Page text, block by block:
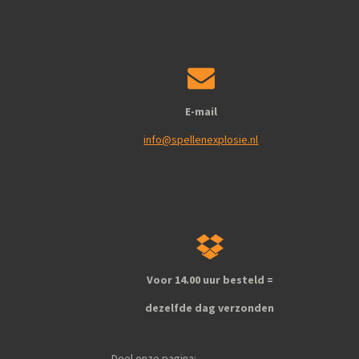
E-mail
info@spellenexplosie.nl
Voor 14.00 uur besteld =
dezelfde dag verzonden